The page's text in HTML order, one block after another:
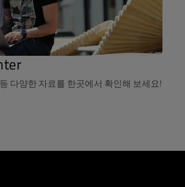
다양한 자료를 한곳에서 확인해 보세요!